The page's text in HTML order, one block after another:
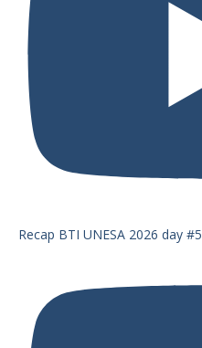
Recap BTI UNESA 2026 day #5